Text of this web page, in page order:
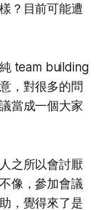
？目前可能遭
team building
，對很多的問
當成一個大家
之所以會討厭
像，參加會議
，覺得來了是